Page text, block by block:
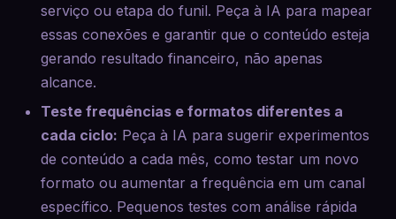
serviço ou etapa do funil. Peça à IA para mapear
essas conexões e garantir que o conteúdo esteja
gerando resultado financeiro, não apenas
alcance.
Teste frequências e formatos diferentes a
cada ciclo: Peça à IA para sugerir experimentos
de conteúdo a cada mês, como testar um novo
formato ou aumentar a frequência em um canal
específico. Pequenos testes com análise rápida